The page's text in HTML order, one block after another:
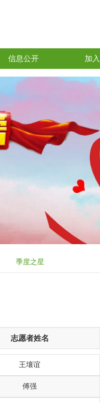
信息公开 加
季度之星
志愿者姓名
王壤谊
傅强